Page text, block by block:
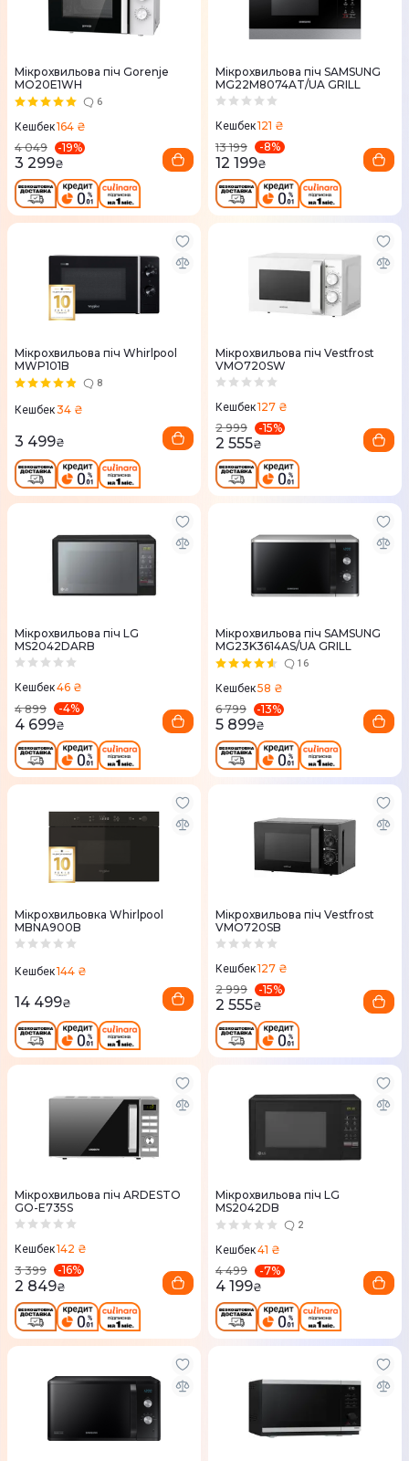
Мікрохвильова піч Gorenje
MO20E1WH
6
Кешбек164 ₴
4 049
-19%
3 299₴
Мікрохвильова піч SAMSUNG
MG22M8074AT/UA GRILL
Кешбек121 ₴
13 199
-8%
12 199₴
Мікрохвильова піч Whirlpool
MWP101B
8
Кешбек34 ₴
3 499₴
Мікрохвильова піч Vestfrost
VMO720SW
Кешбек127 ₴
2 999
-15%
2 555₴
Мікрохвильова піч LG
MS2042DARB
Кешбек46 ₴
4 899
-4%
4 699₴
Мікрохвильова піч SAMSUNG
MG23K3614AS/UA GRILL
16
Кешбек58 ₴
6 799
-13%
5 899₴
Мікрохвильовка Whirlpool
MBNA900B
Кешбек144 ₴
14 499₴
Мікрохвильова піч Vestfrost
VMO720SB
Кешбек127 ₴
2 999
-15%
2 555₴
Мікрохвильова піч ARDESTO
GO-E735S
Кешбек142 ₴
3 399
-16%
2 849₴
Мікрохвильова піч LG
MS2042DB
2
Кешбек41 ₴
4 499
-7%
4 199₴